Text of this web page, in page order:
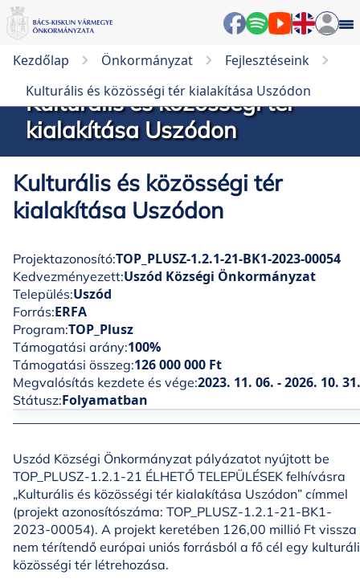
Kezdőlap Önkormányzat
Fejlesztéseink
Kulturális és közösségi tér kialakítása Uszódon
Kulturális és közösségi tér
kialakítása Uszódon
Kulturális és közösségi tér
kialakítása Uszódon
Projektazonosító:TOP_PLUSZ-1.2.1-21-BK1-2023-00054
Kedvezményezett:Uszód Községi Önkormányzat
Település:Uszód
Forrás:ERFA
Program:TOP_Plusz
Támogatási arány:100%
Támogatási összeg:126 000 000 Ft
Megvalósítás kezdete és vége:2023. 11. 06. - 2026. 10. 31.
Státusz:Folyamatban
Uszód Községi Önkormányzat pályázatot nyújtott be
TOP_PLUSZ-1.2.1-21 ÉLHETŐ TELEPÜLÉSEK felhívásra
„Kulturális és közösségi tér kialakítása Uszódon” címmel
(projekt azonosítószáma: TOP_PLUSZ-1.2.1-21-BK1-
2023-00054). A projekt keretében 126,00 millió Ft vissza
nem térítendő európai uniós forrásból a fő cél egy
közösségi tér létrehozása.